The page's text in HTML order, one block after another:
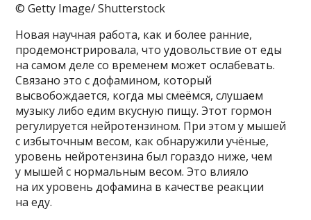
© Getty Image/ Shutterstock
Новая научная работа, как и более ранние,
продемонстрировала, что удовольствие от еды
на самом деле со временем может ослабевать.
Связано это с дофамином, который
высвобождается, когда мы смеёмся, слушаем
музыку либо едим вкусную пищу. Этот гормон
регулируется нейротензином. При этом у мышей
с избыточным весом, как обнаружили учёные,
уровень нейротензина был гораздо ниже, чем
у мышей с нормальным весом. Это влияло
на их уровень дофамина в качестве реакции
на еду.